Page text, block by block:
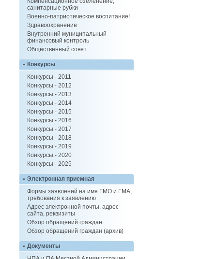
санитарные рубки
Военно-патриотическое воспитание!
Здравоохранение
Внутренний муниципальный
финансовый контроль
Общественный совет
Конкурсы
Конкурсы - 2011
Конкурсы - 2012
Конкурсы - 2013
Конкурсы - 2014
Конкурсы - 2015
Конкурсы - 2016
Конкурсы - 2017
Конкурсы - 2018
Конкурсы - 2019
Конкурсы - 2020
Конкурсы - 2025
Электронная приемная
Формы заявлений на имя ГМО и ГМА,
требования к заявлению
Адрес электронной почты, адрес
сайта, реквизиты
Обзор обращений граждан
Обзор обращений граждан (архив)
Документы